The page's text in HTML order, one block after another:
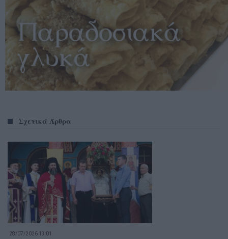
Σχετικά Άρθρα
28/07/2026 13:01